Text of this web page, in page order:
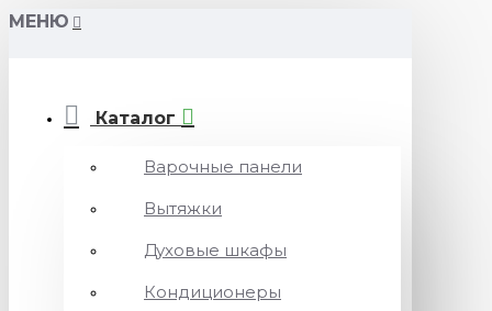
МЕНЮ
Каталог
Варочные панели
Вытяжки
Духовые шкафы
Кондиционеры